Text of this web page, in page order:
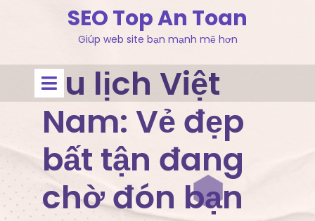
SEO Top An Toan
Giúp web site bạn mạnh mẽ hơn
Open
Du lịch Việt
Nam: Vẻ đẹp
bất tận đang
chờ đón bạn